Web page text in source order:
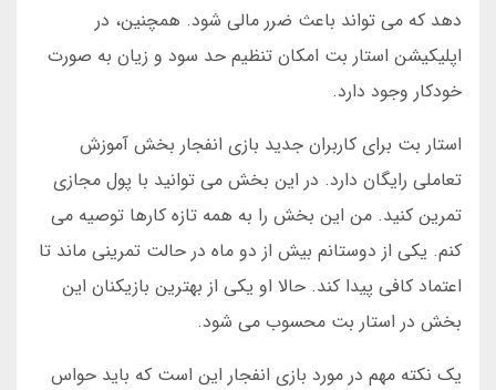
دهد که می تواند باعث ضرر مالی شود. همچنین، در
اپلیکیشن استار بت امکان تنظیم حد سود و زیان به صورت
خودکار وجود دارد.
استار بت برای کاربران جدید بازی انفجار بخش آموزش
تعاملی رایگان دارد. در این بخش می توانید با پول مجازی
تمرین کنید. من این بخش را به همه تازه کارها توصیه می
کنم. یکی از دوستانم بیش از دو ماه در حالت تمرینی ماند تا
اعتماد کافی پیدا کند. حالا او یکی از بهترین بازیکنان این
بخش در استار بت محسوب می شود.
یک نکته مهم در مورد بازی انفجار این است که باید حواس